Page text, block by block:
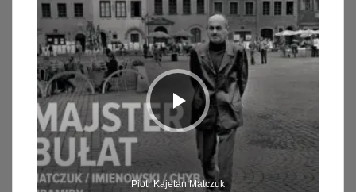
Piotr Kajetan Matczuk